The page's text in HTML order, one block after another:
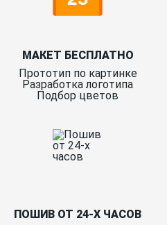
МАКЕТ БЕСПЛАТНО
Прототип по картинке
Разработка логотипа
Подбор цветов
ПОШИВ ОТ 24-Х ЧАСОВ